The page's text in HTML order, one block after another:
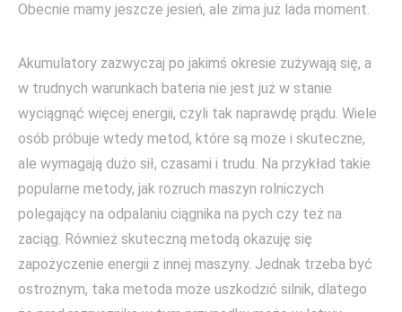
Obecnie mamy jeszcze jesień, ale zima już lada moment.
Akumulatory zazwyczaj po jakimś okresie zużywają się, a
w trudnych warunkach bateria nie jest już w stanie
wyciągnąć więcej energii, czyli tak naprawdę prądu. Wiele
osób próbuje wtedy metod, które są może i skuteczne,
ale wymagają dużo sił, czasami i trudu. Na przykład takie
popularne metody, jak rozruch maszyn rolniczych
polegający na odpalaniu ciągnika na pych czy też na
zaciąg. Również skuteczną metodą okazuję się
zapożyczenie energii z innej maszyny. Jednak trzeba być
ostrożnym, taka metoda może uszkodzić silnik, dlatego